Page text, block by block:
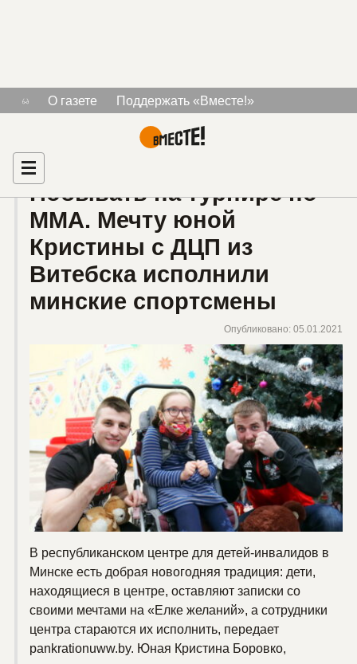
О газете
Поддержать «Вместе!»
Рекламодателям
Главная
Тема «турнир по ММА»
Побывать на турнире по
ММА. Мечту юной
Кристины с ДЦП из
Витебска исполнили
минские спортсмены
Опубликовано: 05.01.2021
В республиканском центре для детей-инвалидов в
Минске есть добрая новогодняя традиция: дети,
находящиеся в центре, оставляют записки со
своими мечтами на «Елке желаний», а сотрудники
центра стараются их исполнить, передает
pankrationuww.by. Юная Кристина Боровко,